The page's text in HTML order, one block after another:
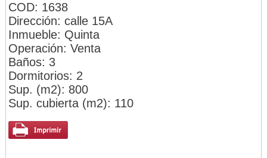
COD: 1638
Dirección: calle 15A
Inmueble: Quinta
Operación: Venta
Baños: 3
Dormitorios: 2
Sup. (m2): 800
Sup. cubierta (m2): 110